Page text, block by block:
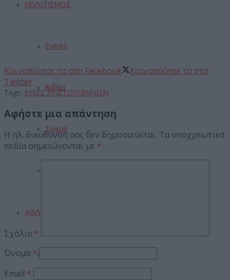
ΠΟΛΙΤΙΣΜΟΣ
Events
Βιβλίο
Σινεμά
ΑΘΛΗΤΙΣΜΟΣ
Κοινοποίησε το στο Facebook
Κοινοποίησε το στο
Twitter
Tags: ΕΥΧΕΣ ΧΡΙΣΤΟΥΓΕΝΝΩΝ
Αφήστε μια απάντηση
Η ηλ. διεύθυνση σας δεν δημοσιεύεται. Τα υποχρεωτικά
πεδία σημειώνονται με *
Σχόλιο *
Όνομα *
Email *